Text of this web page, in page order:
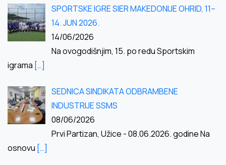
SPORTSKE IGRE SIER MAKEDONIJE OHRID, 11–
14. JUN 2026.
14/06/2026
Na ovogodišnjim, 15. po redu Sportskim
igrama […]
SEDNICA SINDIKATA ODBRAMBENE
INDUSTRIJE SSMS
08/06/2026
Prvi Partizan, Užice - 08.06.2026. godine Na
osnovu […]